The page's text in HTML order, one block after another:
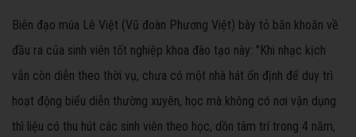
Biên đạo múa Lê Việt (Vũ đoàn Phương Việt) bày tỏ băn khoăn về
đầu ra của sinh viên tốt nghiệp khoa đào tạo này: "Khi nhạc kịch
vẫn còn diễn theo thời vụ, chưa có một nhà hát ổn định để duy trì
hoạt động biểu diễn thường xuyên, học mà không có nơi vận dụng
thì liệu có thu hút các sinh viên theo học, dồn tâm trí trong 4 năm,